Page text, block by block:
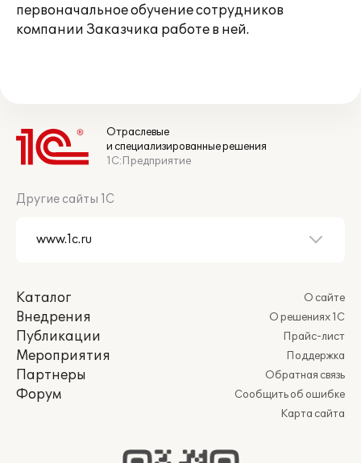
первоначальное обучение сотрудников
компании Заказчика работе в ней.
Отраслевые
и специализированные решения
1С:Предприятие
Другие сайты 1С
Каталог
Внедрения
Публикации
Мероприятия
Партнеры
Форум
О сайте
О решениях 1С
Прайс-лист
Поддержка
Обратная связь
Сообщить об ошибке
Карта сайта